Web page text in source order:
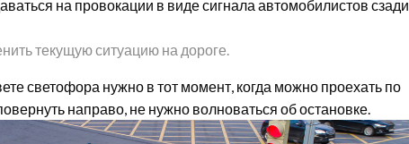
на провокации в виде сигнала автомобилистов сзади.
текущую ситуацию на дороге.
светофора нужно в тот момент, когда можно проехать по
направо, не нужно волноваться об остановке.